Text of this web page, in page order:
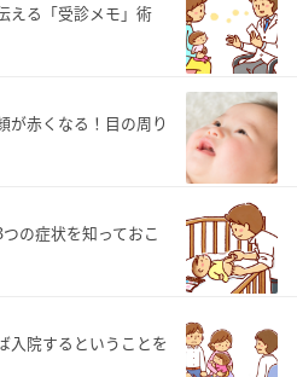
える「受診メモ」術
が赤くなる！目の周り
の症状を知っておこ
入院するということを